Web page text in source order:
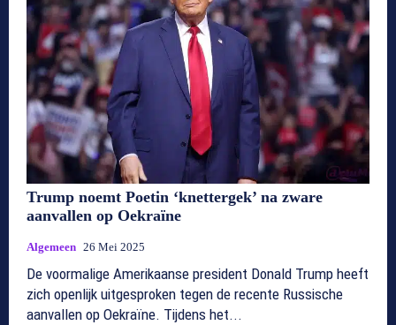
Trump noemt Poetin ‘knettergek’ na zware
aanvallen op Oekraïne
Algemeen 26 Mei 2025
De voormalige Amerikaanse president Donald Trump heeft
zich openlijk uitgesproken tegen de recente Russische
aanvallen op Oekraïne. Tijdens het...